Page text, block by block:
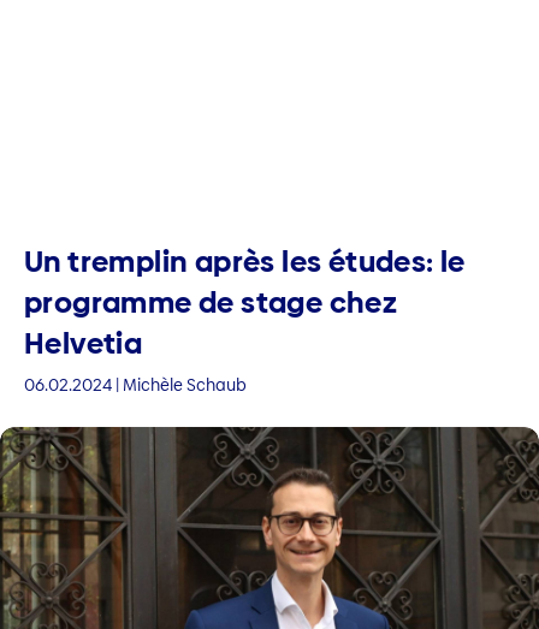
Un tremplin après les études: le
programme de stage chez
Helvetia
06.02.2024 | Michèle Schaub